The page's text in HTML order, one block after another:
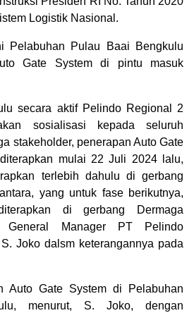
Logistik Nasional.
Pelabuhan Pulau Baai Bengkulu
Gate System di pintu masuk
secara aktif Pelindo Regional 2
sosialisasi kepada seluruh
stakeholder, penerapan Auto Gate
mulai 22 Juli 2024 lalu,
terlebih dahulu di gerbang
yang untuk fase berikutnya,
di gerbang Dermaga
General Manager PT Pelindo
Joko dalsm keterangannya pada
Auto Gate System di Pelabuhan
menurut, S. Joko, dengan